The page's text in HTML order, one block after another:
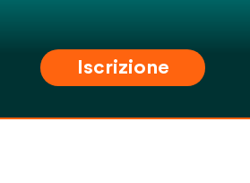
Iscrizione